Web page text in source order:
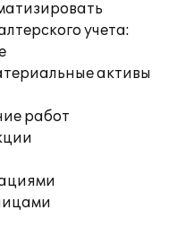
учета:
активы
работ